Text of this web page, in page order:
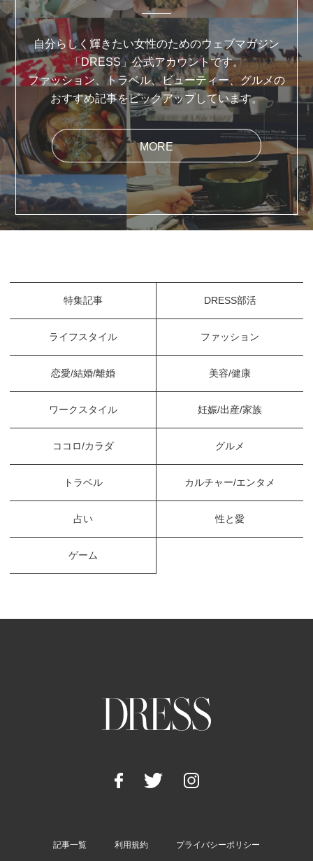
自分らしく輝きたい女性のためのウェブマガジン
「DRESS」公式アカウントです。
ファッション、トラベル、ビューティー、グルメの
おすすめ記事をピックアップしています。
MORE
特集記事 DRESS部活
ライフスタイル ファッション
恋愛/結婚/離婚 美容/健康
ワークスタイル 妊娠/出産/家族
ココロ/カラダ グルメ
トラベル カルチャー/エンタメ
占い 性と愛
ゲーム
記事一覧 利用規約 プライバシーポリシー